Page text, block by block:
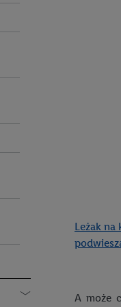
Leżak na
A może
współpracę ze
do cofnięcia zgody w
Informacje dot.
wykorzystania
kluczowych w
Zapewnienie
wyświetlanie reklam i
urządzeń na
pośrednictwem TTD
wykorzystywanie
danych z różnych
danych do wyboru
personalizacji
reklam.